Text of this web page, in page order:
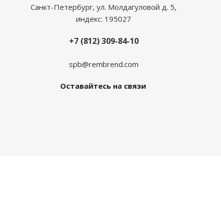
Санкт-Петербург, ул. Молдагуловой д. 5,
индекс: 195027
+7 (812) 309-84-10
spb@rembrend.com
Оставайтесь на связи